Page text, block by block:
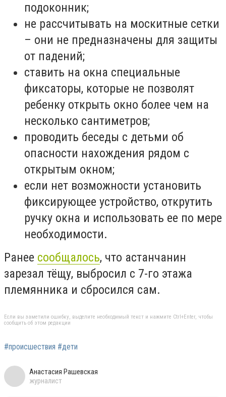
подоконник;
не рассчитывать на москитные сетки
– они не предназначены для защиты
от падений;
ставить на окна специальные
фиксаторы, которые не позволят
ребенку открыть окно более чем на
несколько сантиметров;
проводить беседы с детьми об
опасности нахождения рядом с
открытым окном;
если нет возможности установить
фиксирующее устройство, открутить
ручку окна и использовать ее по мере
необходимости.
Ранее сообщалось, что астанчанин
зарезал тёщу, выбросил с 7-го этажа
племянника и сбросился сам.
Если вы заметили ошибку, выделите необходимый текст и нажмите Ctrl+Enter, чтобы
сообщить об этом редакции
#происшествия #дети
Анастасия Рашевская
журналист